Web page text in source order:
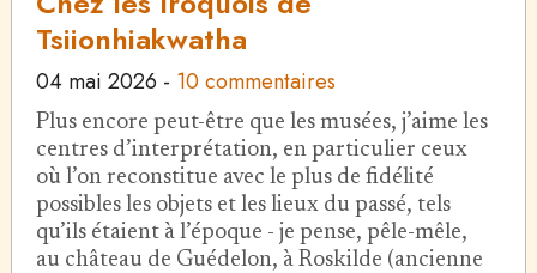
Tsiionhiakwatha
04 mai 2026 - 10 commentaires
Plus encore peut-être que les musées, j’aime les
centres d’interprétation, en particulier ceux
où l’on reconstitue avec le plus de fidélité
possibles les objets et les lieux du passé, tels
qu’ils étaient à l’époque - je pense, pêle-mêle,
au château de Guédelon, à Roskilde (ancienne